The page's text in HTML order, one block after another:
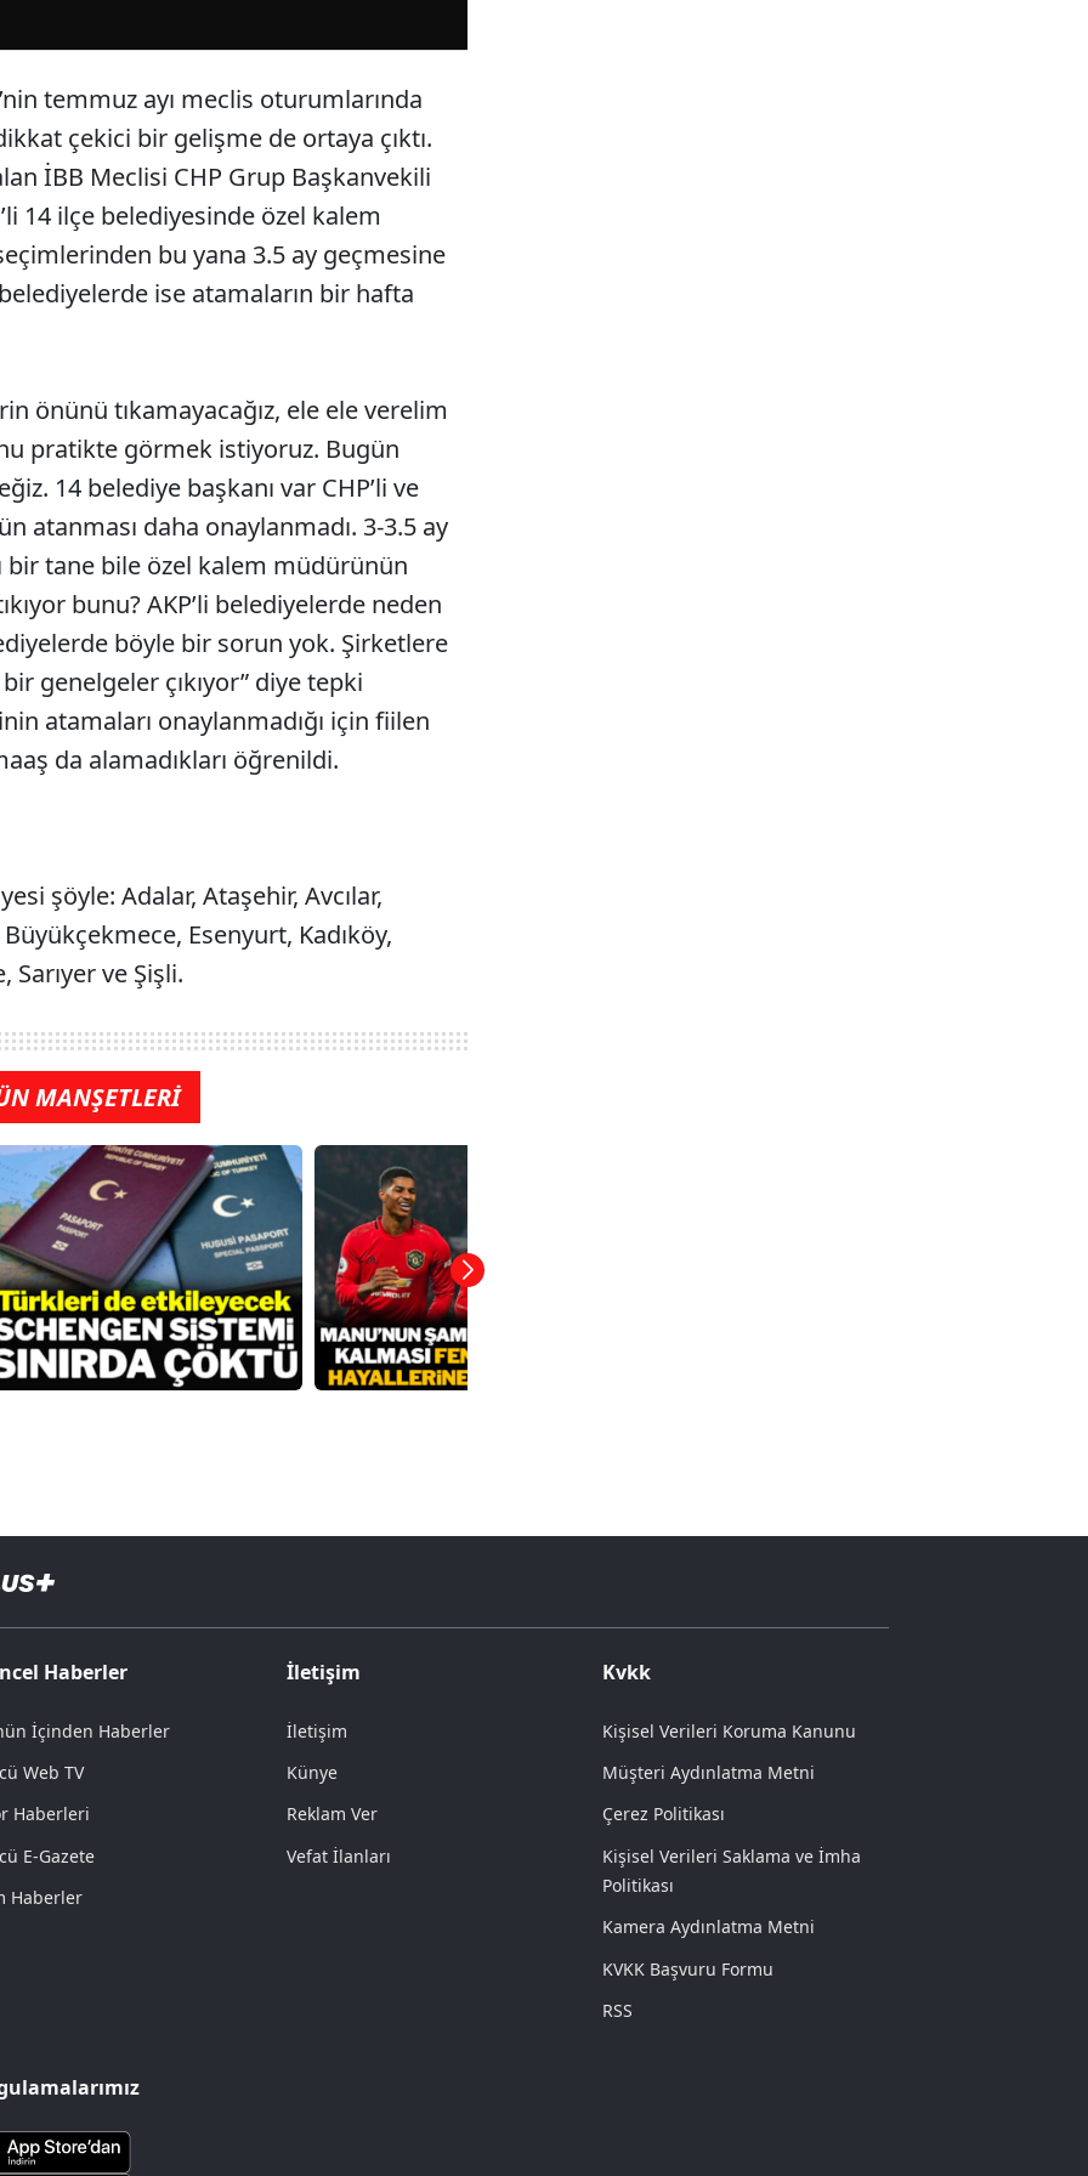
temmuz ayı meclis oturumlarında
çekici bir gelişme de ortaya çıktı.
İBB Meclisi CHP Grup Başkanvekili
14 ilçe belediyesinde özel kalem
bu yana 3.5 ay geçmesine
belediyelerde ise atamaların bir hafta
önünü tıkamayacağız, ele ele verelim
pratikte görmek istiyoruz. Bugün
14 belediye başkanı var CHP’li ve
atanması daha onaylanmadı. 3-3.5 ay
bir tane bile özel kalem müdürünün
bunu? AKP’li belediyelerde neden
böyle bir sorun yok. Şirketlere
genelgeler çıkıyor” diye tepki
atamaları onaylanmadığı için fiilen
da alamadıkları öğrenildi.
şöyle: Adalar, Ataşehir, Avcılar,
Esenyurt, Kadıköy,
ve Şişli.
MANŞETLERİ
Haberler
İçinden Haberler
Web TV
Haberleri
E-Gazete
Haberler
İletişim
İletişim
Künye
Reklam Ver
Vefat İlanları
Kvkk
Kişisel Verileri Koruma Kanunu
Müşteri Aydınlatma Metni
Çerez Politikası
Kişisel Verileri Saklama ve İmha
Politikası
Kamera Aydınlatma Metni
KVKK Başvuru Formu
RSS